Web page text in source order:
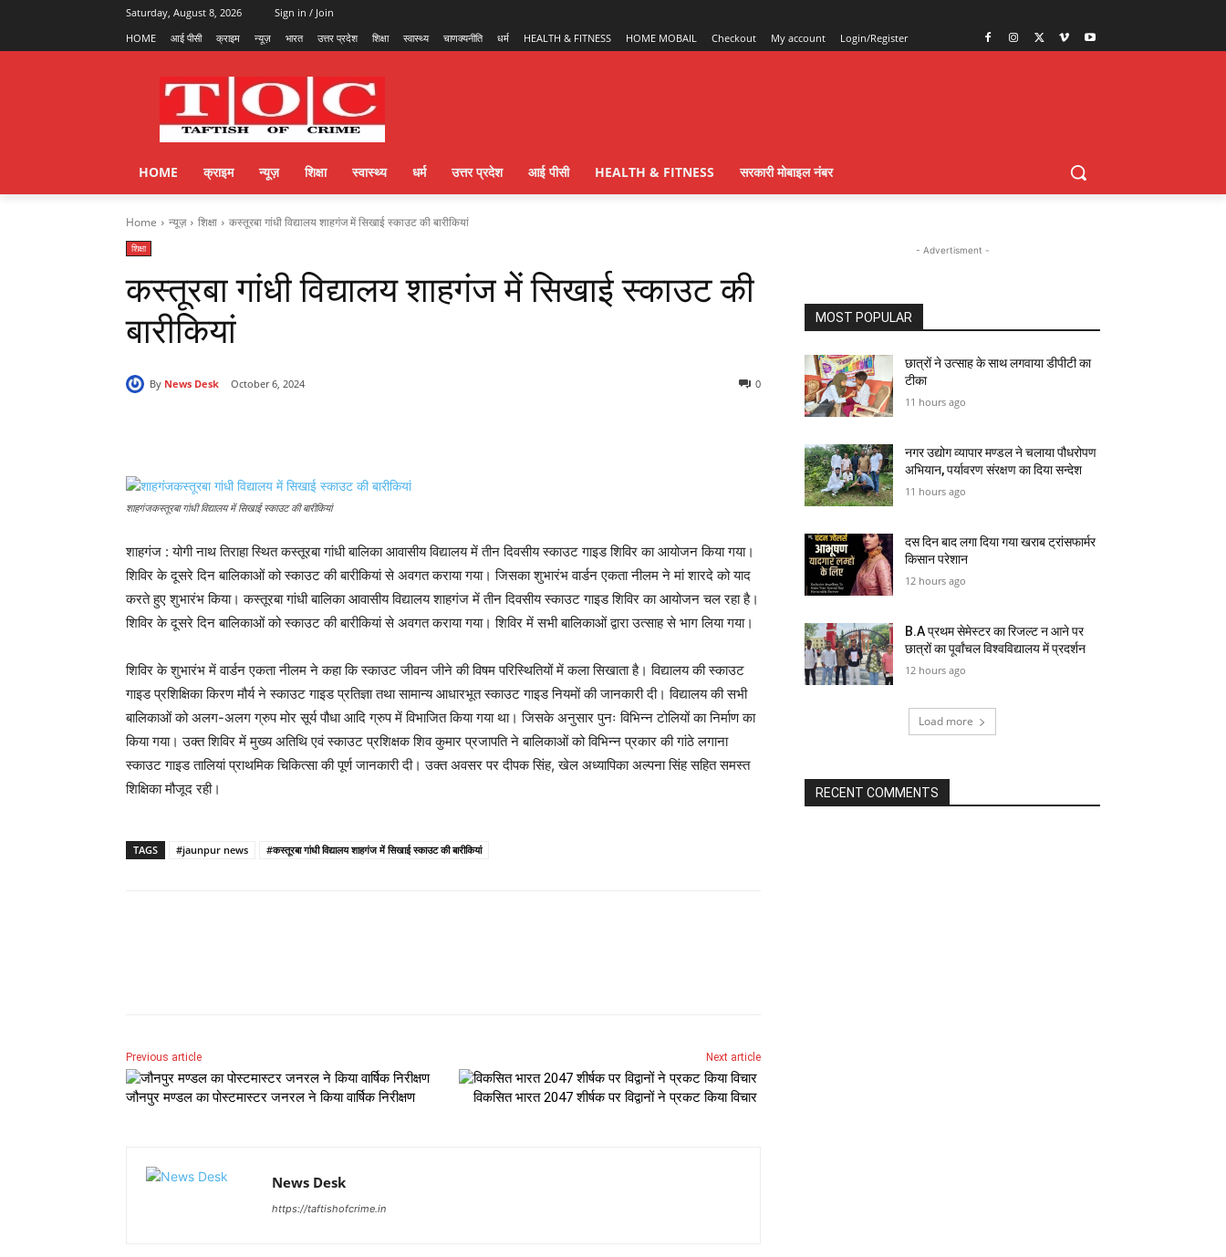
Saturday, August 8, 2026
Sign in / Join
HOME
आई पीसी क्राइम न्यूज़ भारत उत्तर प्रदेश शिक्षा स्वास्थ्य चाणक्यनीति धर्म HEALTH & FITNESS HOME MOBAIL Checkout My account Login/Register
HOME क्राइम न्यूज़ शिक्षा स्वास्थ्य धर्म उत्तर प्रदेश आई पीसी HEALTH & FITNESS सरकारी मोबाइल नंबर
Home न्यूज़ शिक्षा कस्तूरबा गांधी विद्यालय शाहगंज में सिखाई स्काउट की बारीकियां
शिक्षा
कस्तूरबा गांधी विद्यालय शाहगंज में सिखाई स्काउट की
बारीकियां
By News Desk October 6, 2024 0
शाहगंजकस्तूरबा गांधी विद्यालय में सिखाई स्काउट की बारीकियां
शाहगंज : योगी नाथ तिराहा स्थित कस्तूरबा गांधी बालिका आवासीय विद्यालय में तीन दिवसीय स्काउट गाइड शिविर का आयोजन किया गया।
शिविर के दूसरे दिन बालिकाओं को स्काउट की बारीकियां से अवगत कराया गया। जिसका शुभारंभ वार्डन एकता नीलम ने मां शारदे को याद
करते हुए शुभारंभ किया। कस्तूरबा गांधी बालिका आवासीय विद्यालय शाहगंज में तीन दिवसीय स्काउट गाइड शिविर का आयोजन चल रहा है।
शिविर के दूसरे दिन बालिकाओं को स्काउट की बारीकियां से अवगत कराया गया। शिविर में सभी बालिकाओं द्वारा उत्साह से भाग लिया गया।
शिविर के शुभारंभ में वार्डन एकता नीलम ने कहा कि स्काउट जीवन जीने की विषम परिस्थितियों में कला सिखाता है। विद्यालय की स्काउट
गाइड प्रशिक्षिका किरण मौर्य ने स्काउट गाइड प्रतिज्ञा तथा सामान्य आधारभूत स्काउट गाइड नियमों की जानकारी दी। विद्यालय की सभी
बालिकाओं को अलग-अलग ग्रुप मोर सूर्य पौधा आदि ग्रुप में विभाजित किया गया था। जिसके अनुसार पुनः विभिन्न टोलियों का निर्माण का
किया गया। उक्त शिविर में मुख्य अतिथि एवं स्काउट प्रशिक्षक शिव कुमार प्रजापति ने बालिकाओं को विभिन्न प्रकार की गांठे लगाना
स्काउट गाइड तालियां प्राथमिक चिकित्सा की पूर्ण जानकारी दी। उक्त अवसर पर दीपक सिंह, खेल अध्यापिका अल्पना सिंह सहित समस्त
शिक्षिका मौजूद रही।
TAGS #jaunpur news #कस्तूरबा गांधी विद्यालय शाहगंज में सिखाई स्काउट की बारीकियां
Previous article
जौनपुर मण्डल का पोस्टमास्टर जनरल ने किया वार्षिक निरीक्षण
Next article
विकसित भारत 2047 शीर्षक पर विद्वानों ने प्रकट किया विचार
News Desk
https://taftishofcrime.in
- Advertisment -
MOST POPULAR
छात्रों ने उत्साह के साथ लगवाया डीपीटी का
टीका
11 hours ago
नगर उद्योग व्यापार मण्डल ने चलाया पौधरोपण
अभियान, पर्यावरण संरक्षण का दिया सन्देश
11 hours ago
दस दिन बाद लगा दिया गया खराब ट्रांसफार्मर
किसान परेशान
12 hours ago
B.A प्रथम सेमेस्टर का रिजल्ट न आने पर
छात्रों का पूर्वांचल विश्वविद्यालय में प्रदर्शन
12 hours ago
Load more
RECENT COMMENTS